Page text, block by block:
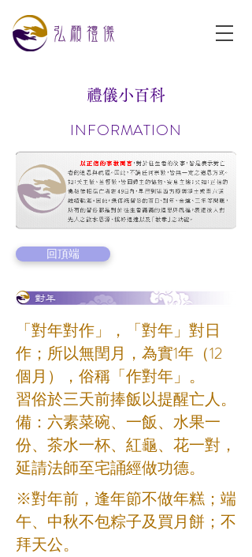
​禮儀小百科
INFORMATION
回頂端
「對年對作」，「對年」對日
作；所以無閏月，為實1年（12
個月），俗稱「作對年」。
習俗於三天前捧飯以提醒亡人。
備：六素菜碗、一飯、水果一
份、茶水一杯、紅龜、花一對，
延請法師至宅誦經做功德。
※對年前，逢年節不做年糕；端
午、中秋不包粽子及買月餅；不
拜天公。